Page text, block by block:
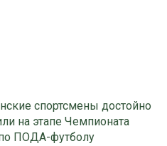
спортсмены достойно
на этапе Чемпионата
ПОДА-футболу